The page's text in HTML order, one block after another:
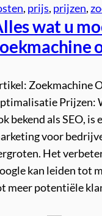
, prijs, prijzen,
wat u
Zoekmachine
Prijzen:
bekend als SEO,
voor
Het
kan leiden tot
meer potentiële